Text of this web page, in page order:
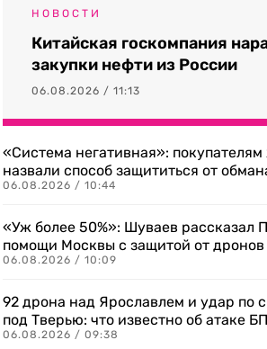
НОВОСТИ
Китайская госкомпания
закупки нефти из России
06.08.2026 / 11:13
«Система негативная»:
назвали способ защититься от
06.08.2026 / 10:44
«Уж более 50%»: Шуваев рассказал
помощи Москвы с защитой от дронов
06.08.2026 / 10:09
92 дрона над Ярославлем и удар по
под Тверью: что известно об атаке
06.08.2026 / 09:38